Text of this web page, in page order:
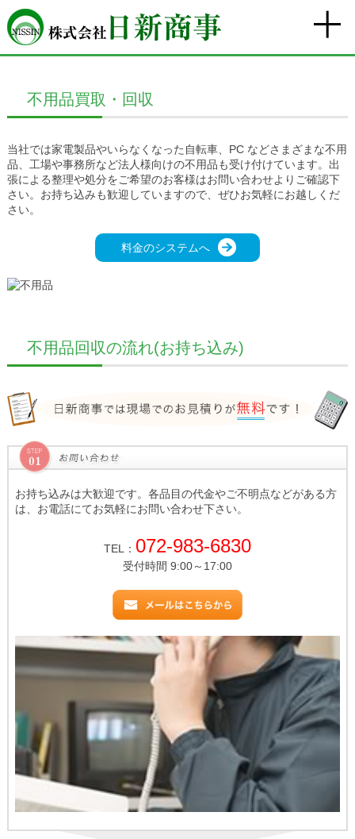
不用品買取・回収
当社では家電製品やいらなくなった自転車、PC などさまざまな不用
品、工場や事務所など法人様向けの不用品も受け付けています。出
張による整理や処分をご希望のお客様はお問い合わせよりご確認下
さい。お持ち込みも歓迎していますので、ぜひお気軽にお越しくだ
さい。
料金のシステムへ
不用品回収の流れ(お持ち込み)
お持ち込みは大歓迎です。各品目の代金やご不明点などがある方
は、お電話にてお気軽にお問い合わせ下さい。
TEL： 072-983-6830
受付時間 9:00～17:00